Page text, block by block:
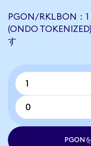
PGON/RKLBON：1
(ONDO
す
PGON